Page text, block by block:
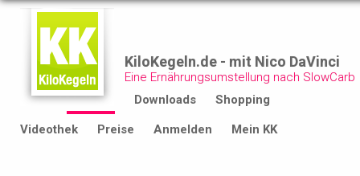
KiloKegeln.de - mit Nico DaVinci
Eine Ernährungsumstellung nach SlowCarb
Start
Rezepte Downloads Shopping
Videothek Preise Anmelden Mein KK